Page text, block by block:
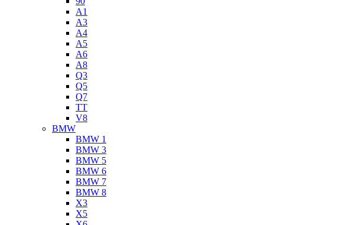
A1
A3
A4
A5
A6
A8
Q3
Q5
Q7
TT
V8
BMW
BMW 1
BMW 3
BMW 5
BMW 6
BMW 7
BMW 8
X3
X5